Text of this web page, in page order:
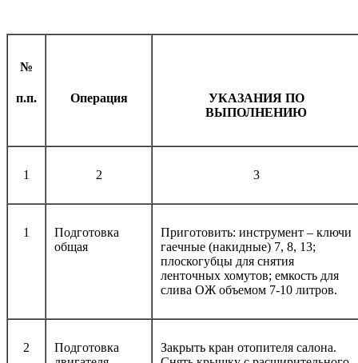
№
п.п. Операция
УКАЗАНИЯ ПО
ВЫПОЛНЕНИЮ
1 2 3
1
Подготовка
общая
Приготовить: инструмент – ключи
гаечные (накидные) 7, 8, 13;
плоскогубцы для снятия
ленточных хомутов; емкость для
слива ОЖ объемом 7-10 литров.
2
Подготовка
Закрыть кран отопителя салона.